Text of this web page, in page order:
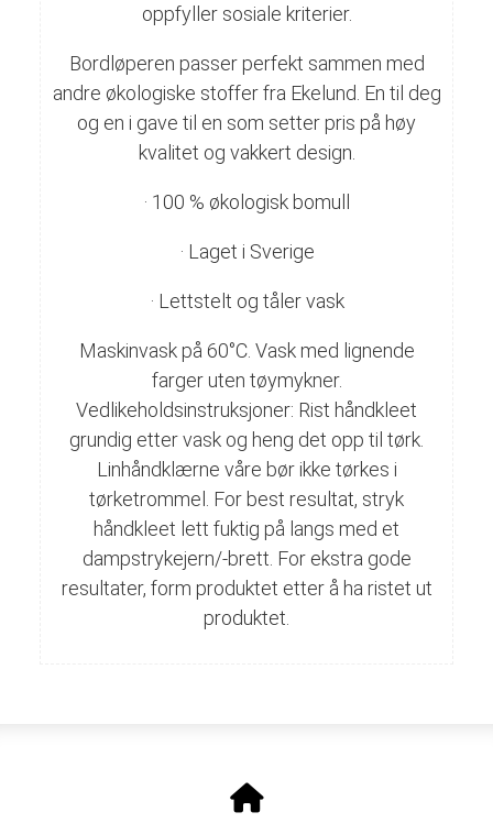
oppfyller sosiale kriterier.
Bordløperen passer perfekt sammen med
andre økologiske stoffer fra Ekelund. En til deg
og en i gave til en som setter pris på høy
kvalitet og vakkert design.
· 100 % økologisk bomull
· Laget i Sverige
· Lettstelt og tåler vask
Maskinvask på 60°C. Vask med lignende
farger uten tøymykner.
Vedlikeholdsinstruksjoner: Rist håndkleet
grundig etter vask og heng det opp til tørk.
Linhåndklærne våre bør ikke tørkes i
tørketrommel. For best resultat, stryk
håndkleet lett fuktig på langs med et
dampstrykejern/-brett. For ekstra gode
resultater, form produktet etter å ha ristet ut
produktet.